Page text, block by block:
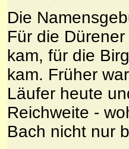
Die
Für die
kam, für die
kam. Früher
Läufer heute
Reichweite -
Bach nicht nur